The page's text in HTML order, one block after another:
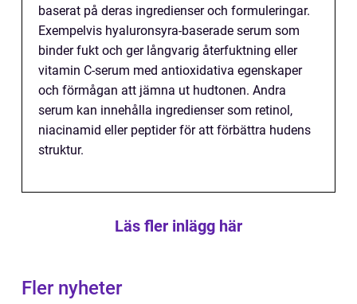
baserat på deras ingredienser och formuleringar.
Exempelvis hyaluronsyra-baserade serum som
binder fukt och ger långvarig återfuktning eller
vitamin C-serum med antioxidativa egenskaper
och förmågan att jämna ut hudtonen. Andra
serum kan innehålla ingredienser som retinol,
niacinamid eller peptider för att förbättra hudens
struktur.
Läs fler inlägg här
Fler nyheter